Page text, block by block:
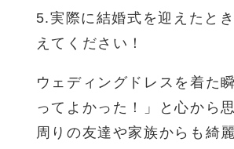
5.実際に結婚式を迎えたと
えてください！
ウェディングドレスを着た
ってよかった！」と心から
周りの友達や家族からも綺